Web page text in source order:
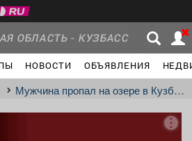
ОБЛАСТЬ - КУЗБАСС
НОВОСТИ ОБЪЯВЛЕНИЯ
Мужчина пропал на озере в Кузбассе - СК начал проверку